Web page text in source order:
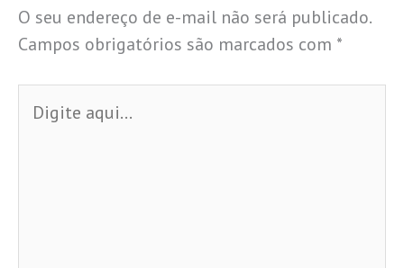
O seu endereço de e-mail não será publicado.
Campos obrigatórios são marcados com *
aqui...